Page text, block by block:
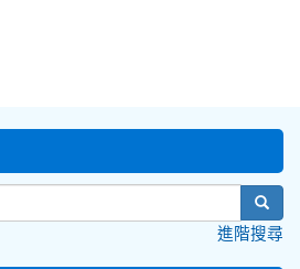
進階搜尋